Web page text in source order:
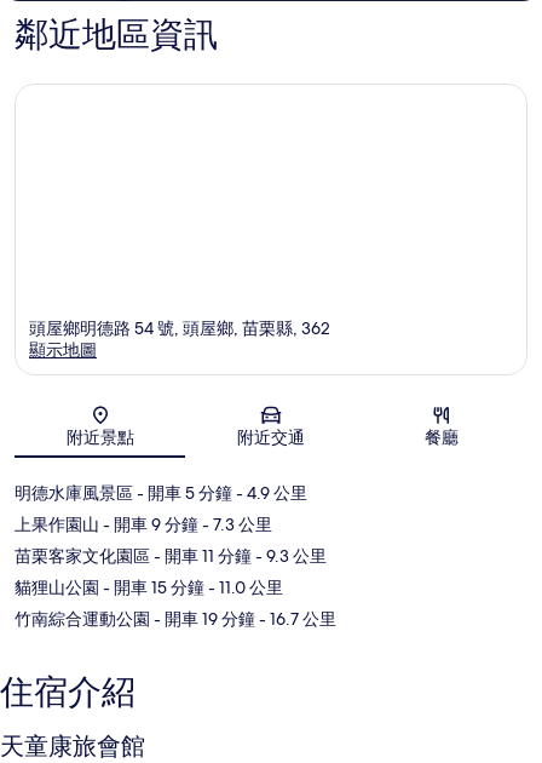
鄰近地區資訊
地圖
頭屋鄉明德路 54 號, 頭屋鄉, 苗栗縣, 362
顯示地圖
附近景點 附近交通 餐廳
明德水庫風景區- 開車 5 分鐘- 4.9 公里
上果作園山 - 開車 9 分鐘- 7.3 公里
苗栗客家文化園區- 開車 11 分鐘- 9.3 公里
貓狸山公園 - 開車 15 分鐘- 11.0 公里
竹南綜合運動公園 - 開車 19 分鐘- 16.7 公里
住宿介紹
天童康旅會館